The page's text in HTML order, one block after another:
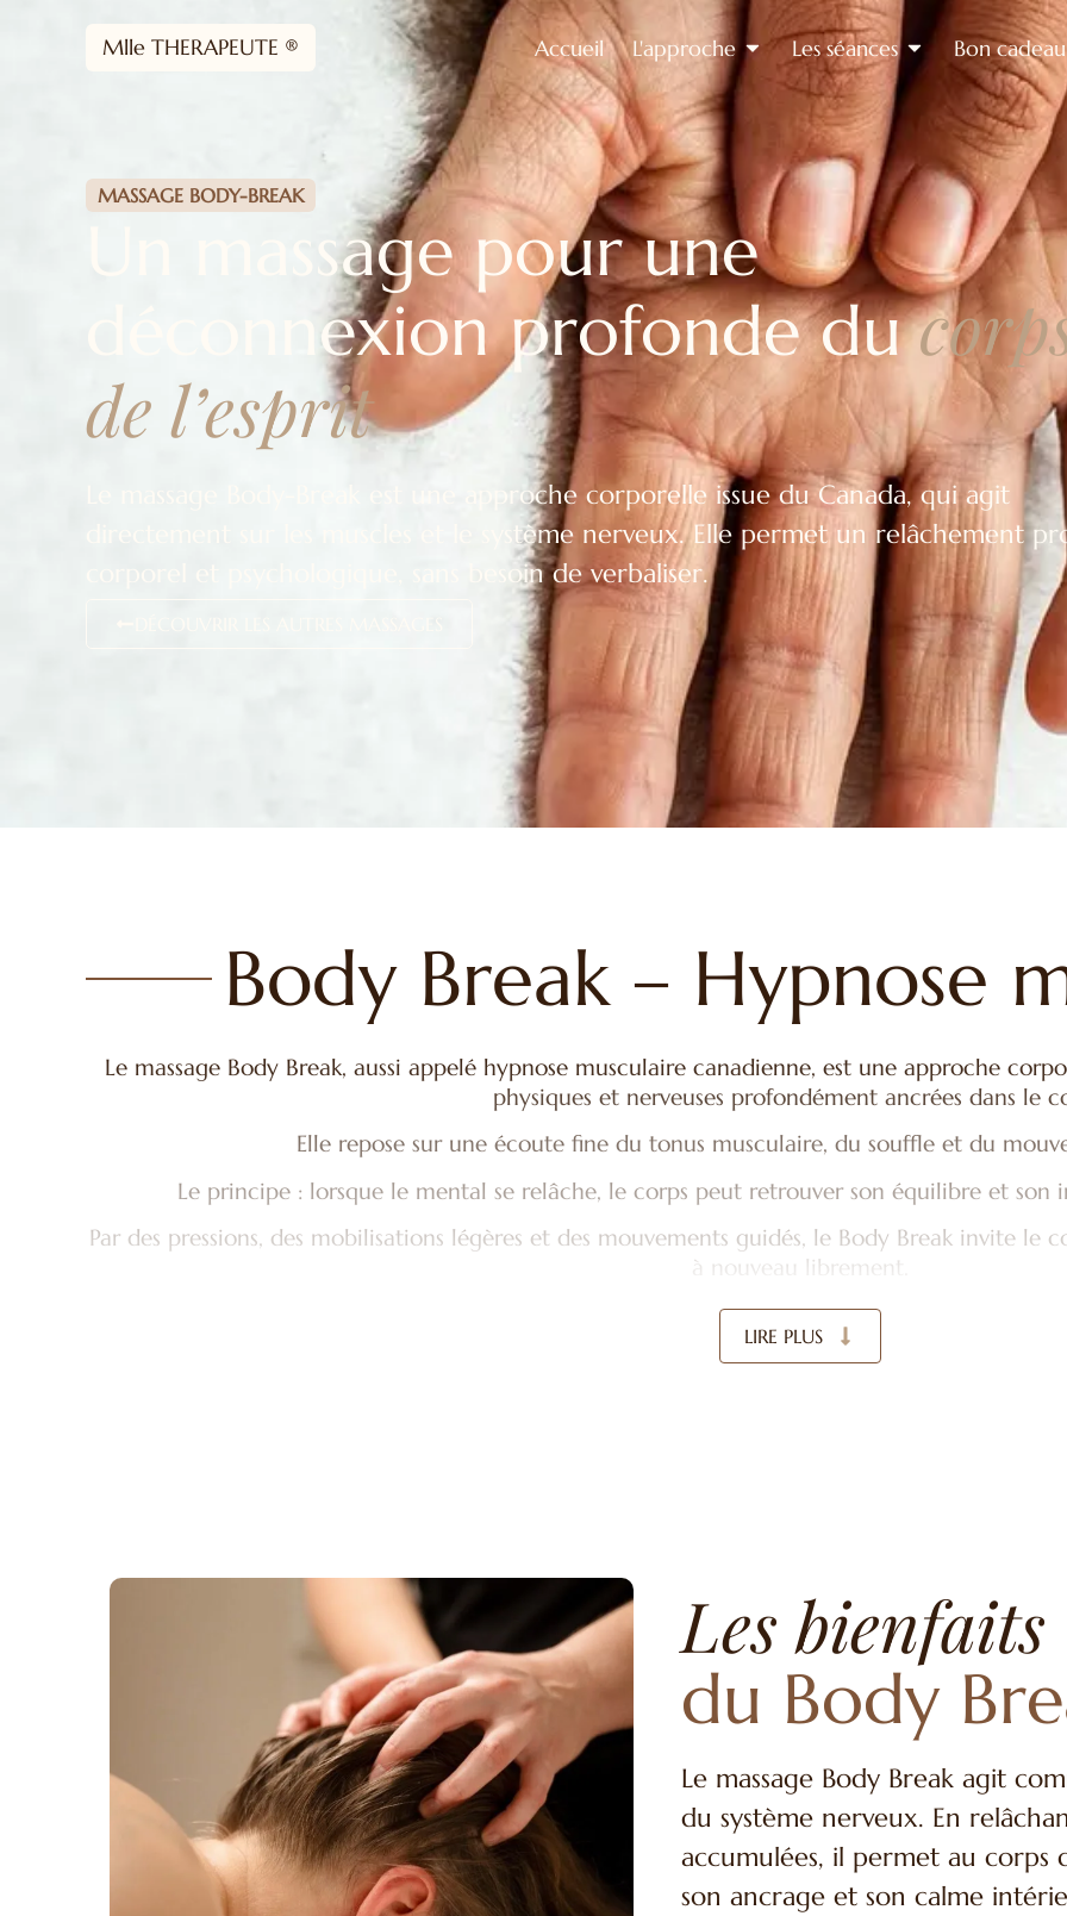
Mlle THERAPEUTE ® Accueil L'approche Les séances Bon cadeau
MASSAGE BODY-BREAK
Un massage pour une
déconnexion profonde du
de l’esprit
Le massage Body-Break est une approche corporelle issue du Canada, qui agit
directement sur les muscles et le système nerveux. Elle permet un relâchement
corporel et psychologique, sans besoin de verbaliser.
Body Break – Hypnose
Le massage Body Break, aussi appelé hypnose musculaire canadienne, est une approche
physiques et nerveuses profondément ancrées dans le
Elle repose sur une écoute fine du tonus musculaire, du souffle et du
Le principe : lorsque le mental se relâche, le corps peut retrouver son équilibre et
Par des pressions, des mobilisations légères et des mouvements guidés, le Body Break invite le
à nouveau librement.
C’est un soin à la fois physique et introspectif, où le corps est accompagné vers un état de
consciente, apaisante, qui reconnecte profondément à
LIRE PLUS
Les bienfaits
du Body
Le massage Body Break agit
du système nerveux. En
accumulées, il permet au corps
son ancrage et son calme